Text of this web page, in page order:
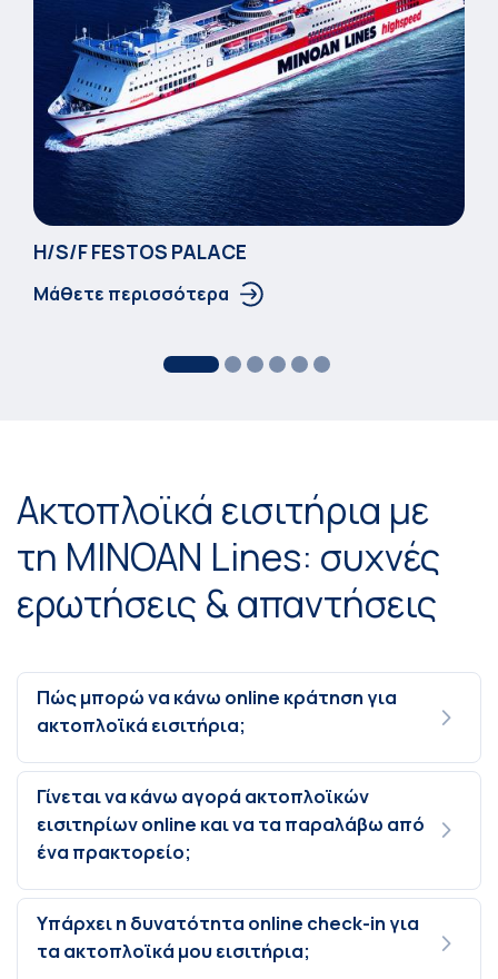
Η/S/F FESTOS PALACΕ
Μάθετε περισσότερα
Ακτοπλοϊκά εισιτήρια με
τη MINOAN Lines: συχνές
ερωτήσεις & απαντήσεις
Πώς μπορώ να κάνω online κράτηση για
ακτοπλοϊκά εισιτήρια;
Γίνεται να κάνω αγορά ακτοπλοϊκών
εισιτηρίων online και να τα παραλάβω από
ένα πρακτορείο;
Υπάρχει η δυνατότητα online check-in για
τα ακτοπλοϊκά μου εισιτήρια;